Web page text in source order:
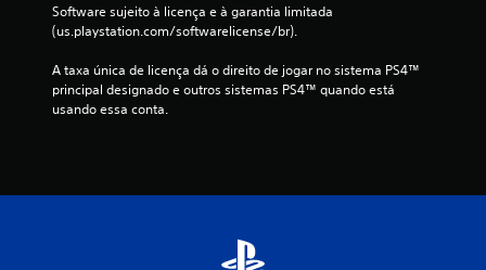
Software sujeito à licença e à garantia limitada
(us.playstation.com/softwarelicense/br).
A taxa única de licença dá o direito de jogar no sistema PS4™
principal designado e outros sistemas PS4™ quando está
usando essa conta.